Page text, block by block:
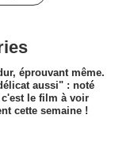
éprouvant même.
aussi" : noté
c'est le film à voir
cette semaine !